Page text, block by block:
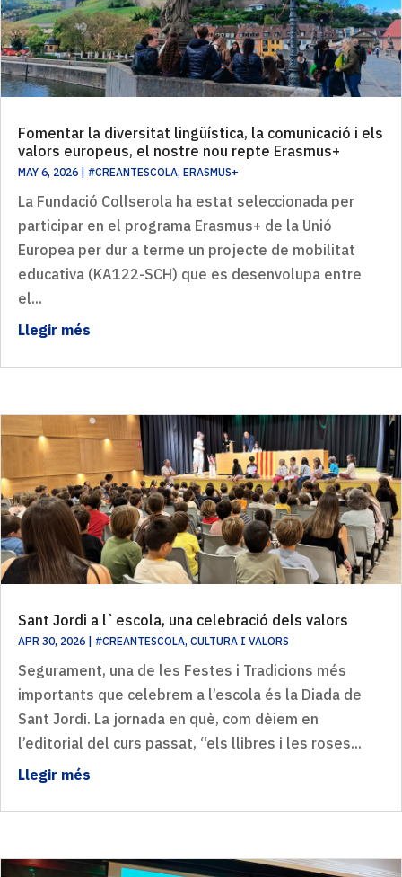
Fomentar la diversitat lingüística, la comunicació i els
valors europeus, el nostre nou repte Erasmus+
MAY 6, 2026 #CREANTESCOLA, ERASMUS+
La Fundació Collserola ha estat seleccionada per
participar en el programa Erasmus+ de la Unió
Europea per dur a terme un projecte de mobilitat
educativa (KA122-SCH) que es desenvolupa entre
el...
Llegir més
Sant Jordi a l`escola, una celebració dels valors
APR 30, 2026 | #CREANTESCOLA, CULTURA I VALORS
Segurament, una de les Festes i Tradicions més
importants que celebrem a l’escola és la Diada de
Sant Jordi. La jornada en què, com dèiem en
l’editorial del curs passat, “els llibres i les roses...
Llegir més